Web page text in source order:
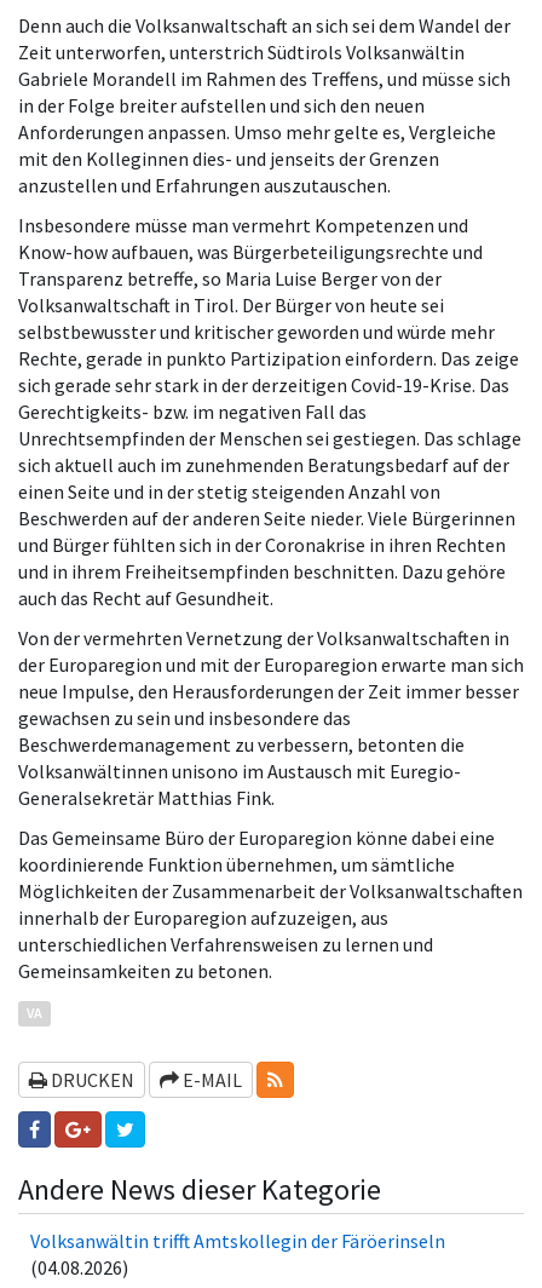
Denn auch die Volksanwaltschaft an sich sei dem Wandel der
Zeit unterworfen, unterstrich Südtirols Volksanwältin
Gabriele Morandell im Rahmen des Treffens, und müsse sich
in der Folge breiter aufstellen und sich den neuen
Anforderungen anpassen. Umso mehr gelte es, Vergleiche
mit den Kolleginnen dies- und jenseits der Grenzen
anzustellen und Erfahrungen auszutauschen.
Insbesondere müsse man vermehrt Kompetenzen und
Know-how aufbauen, was Bürgerbeteiligungsrechte und
Transparenz betreffe, so Maria Luise Berger von der
Volksanwaltschaft in Tirol. Der Bürger von heute sei
selbstbewusster und kritischer geworden und würde mehr
Rechte, gerade in punkto Partizipation einfordern. Das zeige
sich gerade sehr stark in der derzeitigen Covid-19-Krise. Das
Gerechtigkeits- bzw. im negativen Fall das
Unrechtsempfinden der Menschen sei gestiegen. Das schlage
sich aktuell auch im zunehmenden Beratungsbedarf auf der
einen Seite und in der stetig steigenden Anzahl von
Beschwerden auf der anderen Seite nieder. Viele Bürgerinnen
und Bürger fühlten sich in der Coronakrise in ihren Rechten
und in ihrem Freiheitsempfinden beschnitten. Dazu gehöre
auch das Recht auf Gesundheit.
Von der vermehrten Vernetzung der Volksanwaltschaften in
der Europaregion und mit der Europaregion erwarte man sich
neue Impulse, den Herausforderungen der Zeit immer besser
gewachsen zu sein und insbesondere das
Beschwerdemanagement zu verbessern, betonten die
Volksanwältinnen unisono im Austausch mit Euregio-
Generalsekretär Matthias Fink.
Das Gemeinsame Büro der Europaregion könne dabei eine
koordinierende Funktion übernehmen, um sämtliche
Möglichkeiten der Zusammenarbeit der Volksanwaltschaften
innerhalb der Europaregion aufzuzeigen, aus
unterschiedlichen Verfahrensweisen zu lernen und
Gemeinsamkeiten zu betonen.
VA
DRUCKEN E-MAIL RSS-FEEDS
Andere News dieser Kategorie
Volksanwältin trifft Amtskollegin der Fä­rö­er­in­seln
(04.08.2026)